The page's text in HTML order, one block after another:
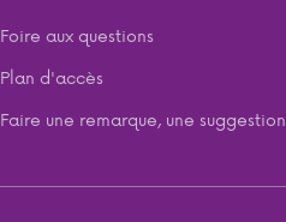
Foire aux questions
Plan d'accès
Faire une remarque, une suggestion